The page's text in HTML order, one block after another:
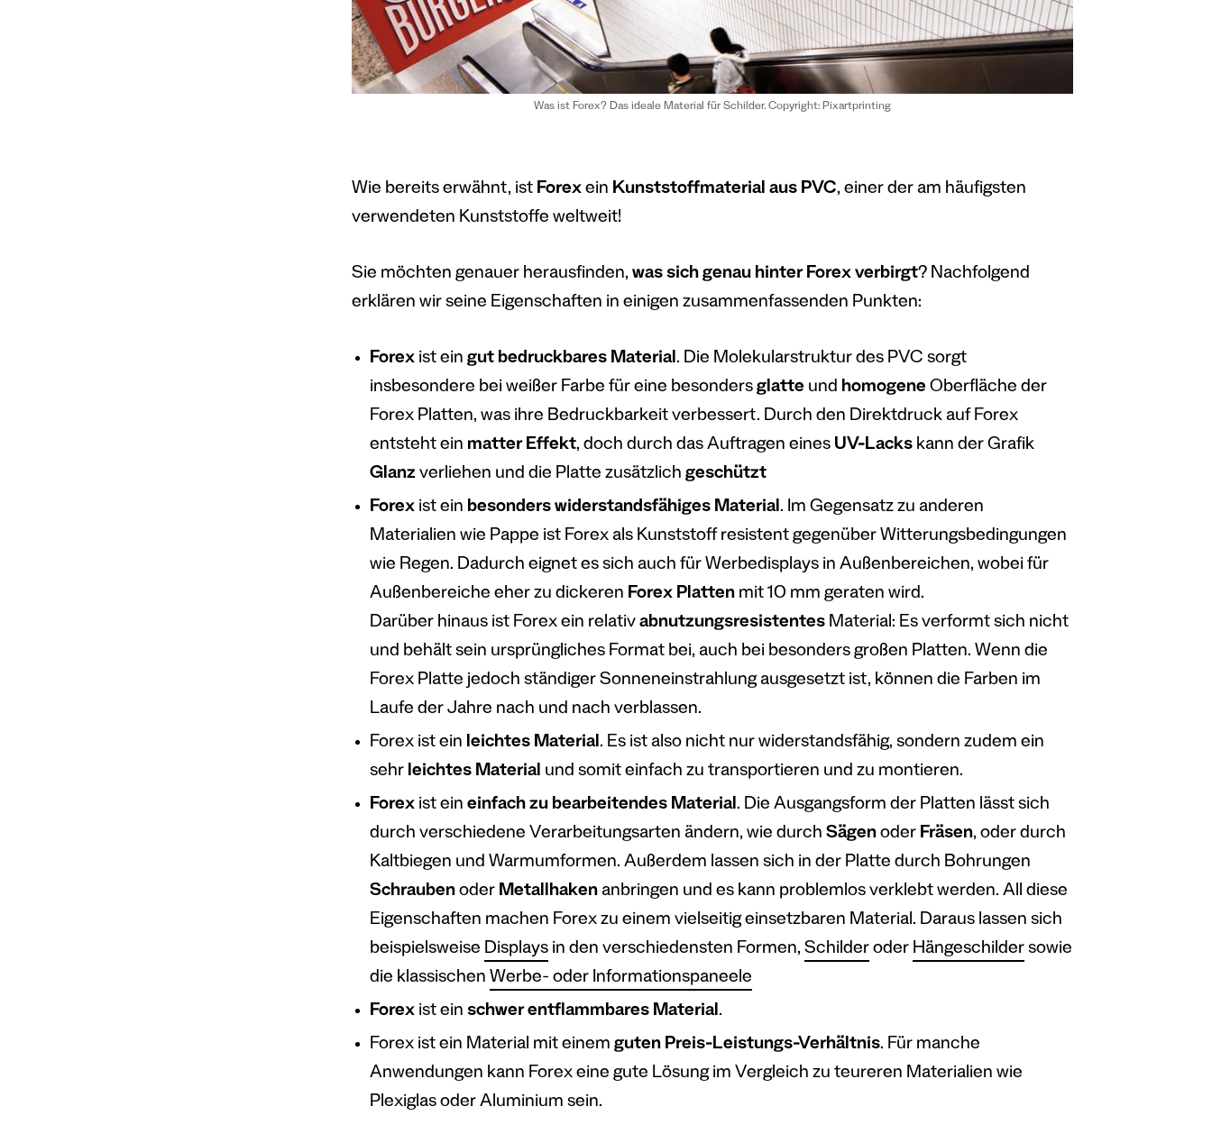
Was ist Forex? Das ideale Material für Schilder. Copyright: Pixartprinting
Wie bereits erwähnt, ist Forexein Kunststoffmaterial aus PVC, einer der am häufigsten
verwendeten Kunststoffe weltweit!
Sie möchten genauer herausfinden, was sich genau hinter Forex verbirgt? Nachfolgend
erklären wir seine Eigenschaften in einigen zusammenfassenden Punkten:
Forexist ein gut bedruckbares Material. Die Molekularstruktur des PVC sorgt
insbesondere bei weißer Farbe für eine besondersglatte und homogene Oberfläche der
Forex Platten, was ihre Bedruckbarkeit verbessert. Durch den Direktdruck auf Forex
entsteht ein matter Effekt, doch durch das Auftragen eines UV-Lackskann der Grafik
Glanzverliehen und die Platte zusätzlich geschützt
Forexist ein besonders widerstandsfähiges Material. Im Gegensatz zu anderen
Materialien wie Pappe ist Forex als Kunststoff resistent gegenüber Witterungsbedingungen
wie Regen. Dadurch eignet es sich auch für Werbedisplays in Außenbereichen, wobei für
Außenbereiche eher zu dickeren Forex Plattenmit 10 mm geraten wird.
Darüber hinaus ist Forex ein relativabnutzungsresistentesMaterial: Es verformt sich nicht
und behält sein ursprüngliches Format bei, auch bei besonders großen Platten. Wenn die
Forex Platte jedoch ständiger Sonneneinstrahlung ausgesetzt ist, können die Farben im
Laufe der Jahre nach und nach verblassen.
Forex ist ein leichtes Material. Es ist also nicht nur widerstandsfähig, sondern zudem ein
sehr leichtes Material und somit einfach zu transportieren und zu montieren.
Forexist ein einfach zu bearbeitendes Material. Die Ausgangsform der Platten lässt sich
durch verschiedene Verarbeitungsarten ändern, wie durch Sägenoder Fräsen, oder durch
Kaltbiegen und Warmumformen. Außerdem lassen sich in der Platte durch Bohrungen
Schraubenoder Metallhakenanbringen und es kann problemlos verklebt werden. All diese
Eigenschaften machen Forex zu einem vielseitig einsetzbaren Material. Daraus lassen sich
beispielsweise Displaysin den verschiedensten Formen, Schilderoder Hängeschildersowie
die klassischen Werbe- oder Informationspaneele
Forexist ein schwer entflammbares Material.
Forex ist ein Material mit einem guten Preis-Leistungs-Verhältnis. Für manche
Anwendungen kann Forex eine gute Lösung im Vergleich zu teureren Materialien wie
Plexiglas oder Aluminium sein.